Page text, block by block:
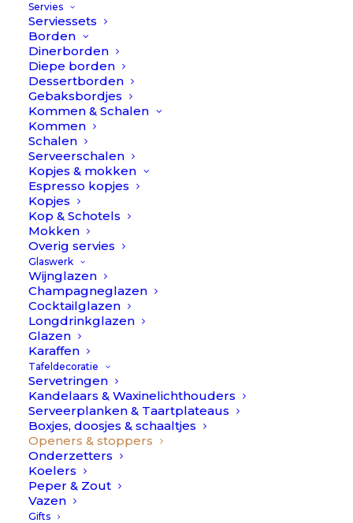
Servies
Serviessets
Borden
Dinerborden
Diepe borden
Dessertborden
Gebaksbordjes
Kommen & Schalen
Kommen
Schalen
Serveerschalen
Kopjes & mokken
Espresso kopjes
Kopjes
Kop & Schotels
Mokken
Overig servies
Glaswerk
Wijnglazen
Champagneglazen
Cocktailglazen
Longdrinkglazen
Glazen
Karaffen
Tafeldecoratie
Servetringen
Kandelaars & Waxinelichthouders
Serveerplanken & Taartplateaus
Boxjes, doosjes & schaaltjes
Openers & stoppers
Onderzetters
Koelers
Peper & Zout
Vazen
Gifts
Nou, dat is nog eens een super creatief housewarming
cadeau! Een sleutel en opener tegelijk! En zo gezellig met
een mooi kwastje er aan… love it!
Openers
aantal
TOEVOEGEN AAN WINKELWAGEN
Toevoegen aan verlanglijst
BESCHRIJVING
Openers // À la
Openers // À la hoe leuk zijn die!!! De openers zijn
fantastisch om gewoon zo neer te leggen en er af en
toe inderdaad een flesje mee te openen. Zeg nou zelf,
leukere versies dan deze kan je toch niet verzinnen?
…en… hoe leuk is het om deze openers als cadeau te
doen? Denk aan een housewarming of een verjaardag..